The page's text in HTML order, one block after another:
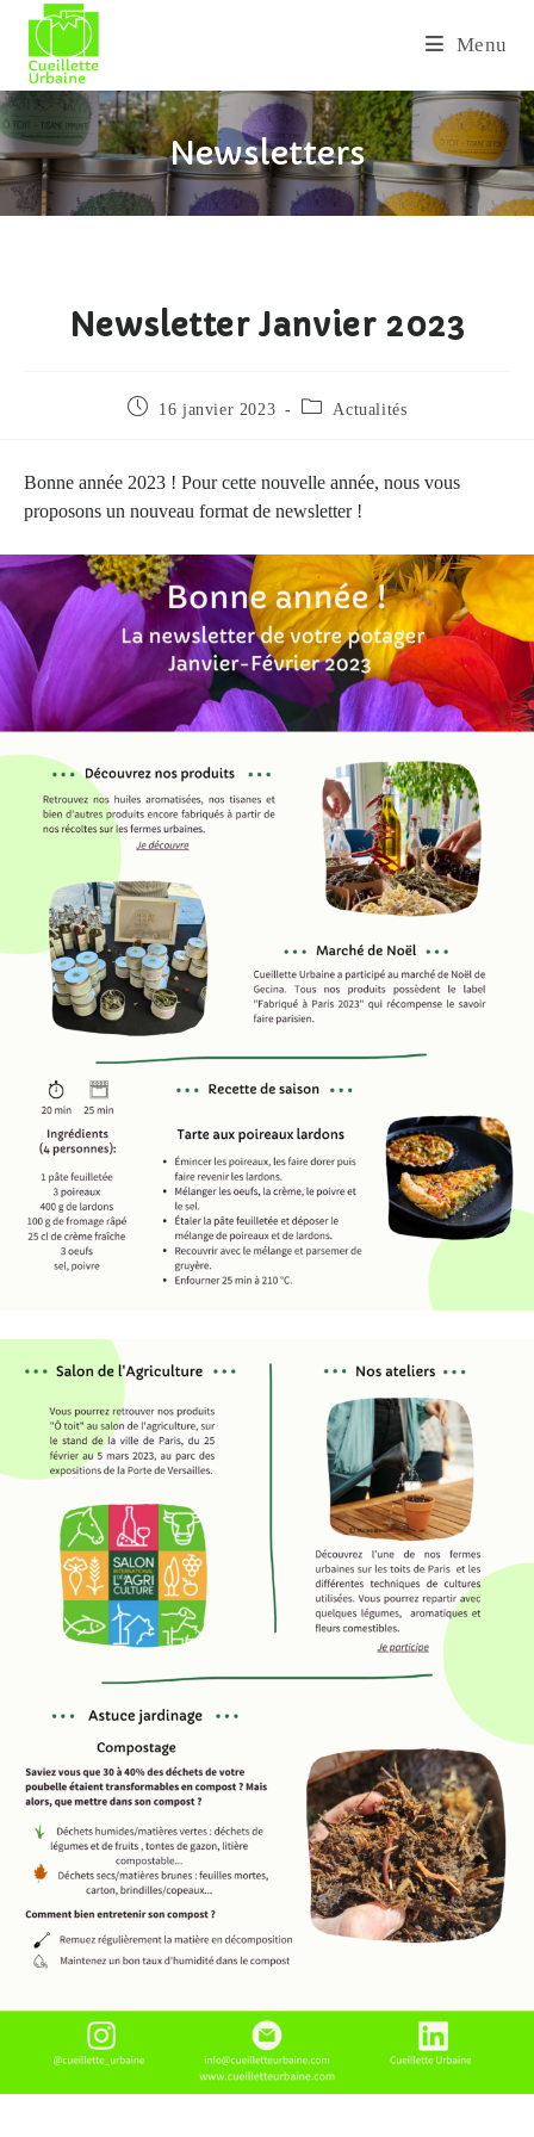
content
Menu
Newsletters
Newsletter Janvier 2023
Publication
16 janvier 2023
Post Actualités
Bonne année 2023 ! Pour cette nouvelle année, nous vous
proposons un nouveau format de newsletter !